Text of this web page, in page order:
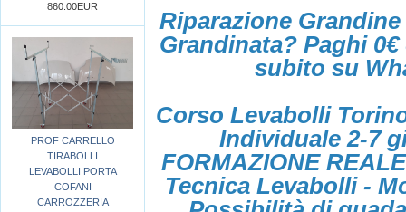
860.00EUR
PROF CARRELLO
TIRABOLLI
LEVABOLLI PORTA
COFANI
CARROZZERIA
Riparazione
Grandinata? Paghi
subito su
Corso Levabolli
Individuale 2-7
FORMAZIONE
Tecnica Levabolli -